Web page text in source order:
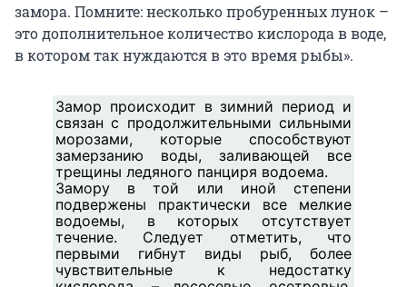
замора. Помните: несколько пробуренных лунок –
это дополнительное количество кислорода в воде,
в котором так нуждаются в это время рыбы».
Замор происходит в зимний период и
связан с продолжительными сильными
морозами, которые способствуют
замерзанию воды, заливающей все
трещины ледяного панциря водоема.
Замору в той или иной степени
подвержены практически все мелкие
водоемы, в которых отсутствует
течение. Следует отметить, что
первыми гибнут виды рыб, более
чувствительные к недостатку